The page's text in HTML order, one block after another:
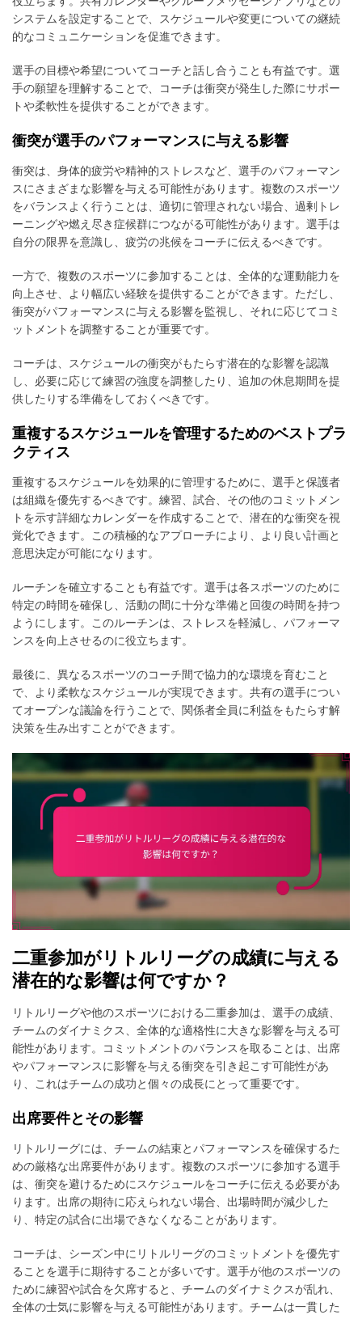
システムを設定することで、スケジュールや変更についての継続
的なコミュニケーションを促進できます。
選手の目標や希望についてコーチと話し合うことも有益です。選
手の願望を理解することで、コーチは衝突が発生した際にサポー
トや柔軟性を提供することができます。
衝突が選手のパフォーマンスに与える影響
衝突は、身体的疲労や精神的ストレスなど、選手のパフォーマン
スにさまざまな影響を与える可能性があります。複数のスポーツ
をバランスよく行うことは、適切に管理されない場合、過剰トレ
ーニングや燃え尽き症候群につながる可能性があります。選手は
自分の限界を意識し、疲労の兆候をコーチに伝えるべきです。
一方で、複数のスポーツに参加することは、全体的な運動能力を
向上させ、より幅広い経験を提供することができます。ただし、
衝突がパフォーマンスに与える影響を監視し、それに応じてコミ
ットメントを調整することが重要です。
コーチは、スケジュールの衝突がもたらす潜在的な影響を認識
し、必要に応じて練習の強度を調整したり、追加の休息期間を提
供したりする準備をしておくべきです。
重複するスケジュールを管理するためのベストプラ
クティス
重複するスケジュールを効果的に管理するために、選手と保護者
は組織を優先するべきです。練習、試合、その他のコミットメン
トを示す詳細なカレンダーを作成することで、潜在的な衝突を視
覚化できます。この積極的なアプローチにより、より良い計画と
意思決定が可能になります。
ルーチンを確立することも有益です。選手は各スポーツのために
特定の時間を確保し、活動の間に十分な準備と回復の時間を持つ
ようにします。このルーチンは、ストレスを軽減し、パフォーマ
ンスを向上させるのに役立ちます。
最後に、異なるスポーツのコーチ間で協力的な環境を育むこと
で、より柔軟なスケジュールが実現できます。共有の選手につい
てオープンな議論を行うことで、関係者全員に利益をもたらす解
決策を生み出すことができます。
二重参加がリトルリーグの成績に与える
潜在的な影響は何ですか？
リトルリーグや他のスポーツにおける二重参加は、選手の成績、
チームのダイナミクス、全体的な適格性に大きな影響を与える可
能性があります。コミットメントのバランスを取ることは、出席
やパフォーマンスに影響を与える衝突を引き起こす可能性があ
り、これはチームの成功と個々の成長にとって重要です。
出席要件とその影響
リトルリーグには、チームの結束とパフォーマンスを確保するた
めの厳格な出席要件があります。複数のスポーツに参加する選手
は、衝突を避けるためにスケジュールをコーチに伝える必要があ
ります。出席の期待に応えられない場合、出場時間が減少した
り、特定の試合に出場できなくなることがあります。
コーチは、シーズン中にリトルリーグのコミットメントを優先す
ることを選手に期待することが多いです。選手が他のスポーツの
ために練習や試合を欠席すると、チームのダイナミクスが乱れ、
全体の士気に影響を与える可能性があります。チームは一貫した